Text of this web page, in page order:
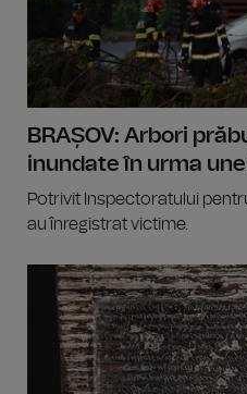
BRAȘOV: Arbori
inundate în urma
Potrivit Inspectoratului
au înregistrat victime.